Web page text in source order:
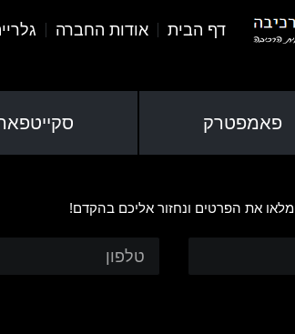
דף הבית אודות החברה
פאמפטרק
מלאו את הפרטים ונחזור אליכם בהקדם!